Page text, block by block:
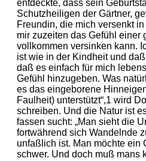
entdeckte, dass sein
Schutzheiligen der Gärtner,
Freundin, die mich versenkt
mir zuzeiten das Gefühl einer
vollkommen versinken kann.
ist wie in der Kindheit und
daß es einfach für mich
Gefühl hinzugeben. Was
es das eingeborene
Faulheit) unterstützt“,1 wird
schreiben. Und die Natur ist
fassen sucht: „Man sieht die
fortwährend sich Wandelnde
unfaßlich ist. Man möchte ein
schwer. Und doch muß mans